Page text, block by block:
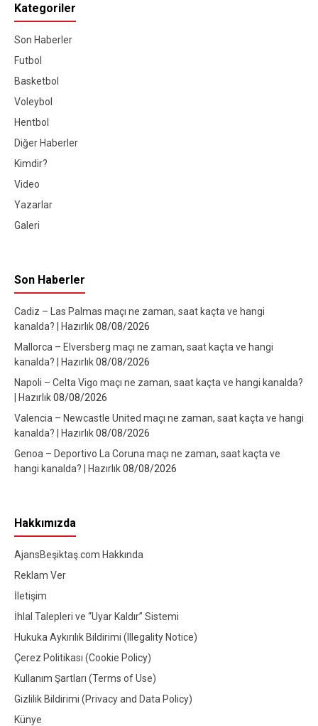
Kategoriler
Son Haberler
Futbol
Basketbol
Voleybol
Hentbol
Diğer Haberler
Kimdir?
Video
Yazarlar
Galeri
Son Haberler
Cadiz – Las Palmas maçı ne zaman, saat kaçta ve hangi
kanalda? | Hazırlık08/08/2026
Mallorca – Elversberg maçı ne zaman, saat kaçta ve hangi
kanalda? | Hazırlık08/08/2026
Napoli – Celta Vigo maçı ne zaman, saat kaçta ve hangi kanalda?
| Hazırlık08/08/2026
Valencia – Newcastle United maçı ne zaman, saat kaçta ve hangi
kanalda? | Hazırlık08/08/2026
Genoa – Deportivo La Coruna maçı ne zaman, saat kaçta ve
hangi kanalda? | Hazırlık08/08/2026
Hakkımızda
AjansBeşiktaş.com Hakkında
Reklam Ver
İletişim
İhlal Talepleri ve “Uyar Kaldır” Sistemi
Hukuka Aykırılık Bildirimi (Illegality Notice)
Çerez Politikası (Cookie Policy)
Kullanım Şartları (Terms of Use)
Gizlilik Bildirimi (Privacy and Data Policy)
Künye